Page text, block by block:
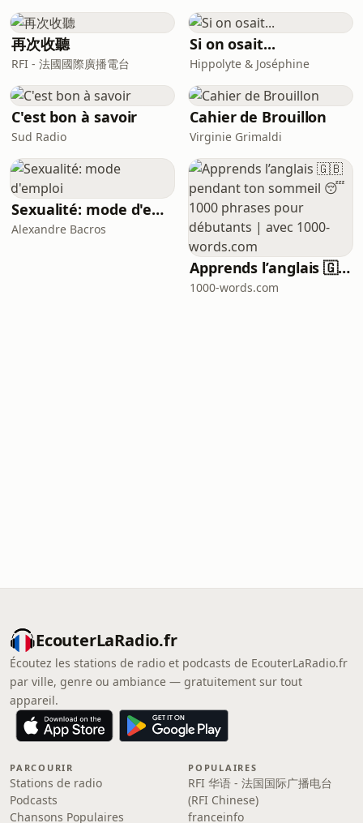
再次收聽
RFI - 法國國際廣播電台
Si on osait...
Hippolyte & Joséphine
C'est bon à savoir
Sud Radio
Cahier de Brouillon
Virginie Grimaldi
Sexualité: mode d'emploi
Alexandre Bacros
Apprends l’anglais 🇬🇧 pendant ton sommeil 😴 1000 phrases pour débutants | avec 1000-words.com
1000-words.com
EcouterLaRadio.fr
Écoutez les stations de radio et podcasts de EcouterLaRadio.fr
par ville, genre ou ambiance — gratuitement sur tout
appareil.
PARCOURIR
Stations de radio
Podcasts
Chansons Populaires
POPULAIRES
RFI 华语 - 法国国际广播电台
(RFI Chinese)
franceinfo